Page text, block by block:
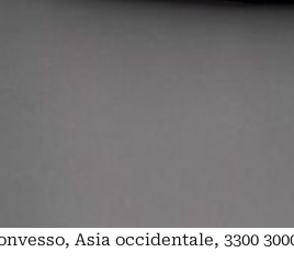
Asia occidentale, 3300